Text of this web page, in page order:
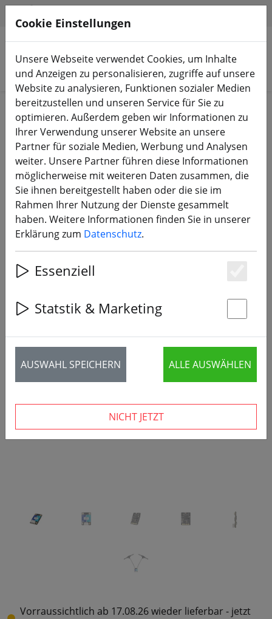
Produkte suchen
Start Bauteile RC Empfänger
GEPRC ELRS Nano DUAL 2.4G C3
True Diversity Receiver
‹ ›
Vorraussichtlich ab 17.08.26 wieder lieferbar - jetzt
Cookie Einstellungen
Unsere Webseite verwendet Cookies, um Inhalte
und Anzeigen zu personalisieren, zugriffe auf unsere
Website zu analysieren, Funktionen sozialer Medien
bereitzustellen und unseren Service für Sie zu
optimieren. Außerdem geben wir Informationen zu
Ihrer Verwendung unserer Website an unsere
Partner für soziale Medien, Werbung und Analysen
weiter. Unsere Partner führen diese Informationen
möglicherweise mit weiteren Daten zusammen, die
Sie ihnen bereitgestellt haben oder die sie im
Rahmen Ihrer Nutzung der Dienste gesammelt
haben. Weitere Informationen finden Sie in unserer
Erklärung zum Datenschutz.
Essenziell
Statstik & Marketing
AUSWAHL SPEICHERN ALLE AUSWÄHLEN
NICHT JETZT